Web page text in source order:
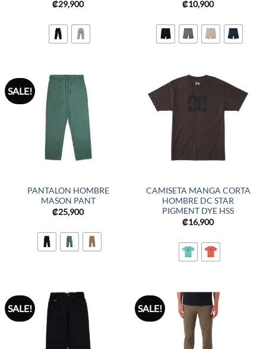
₡29,900 ₡10,900
SALE!
PANTALON HOMBRE
MASON PANT
₡25,900
CAMISETA MANGA CORTA
HOMBRE DC STAR
PIGMENT DYE HSS
₡16,900
SALE! SALE!